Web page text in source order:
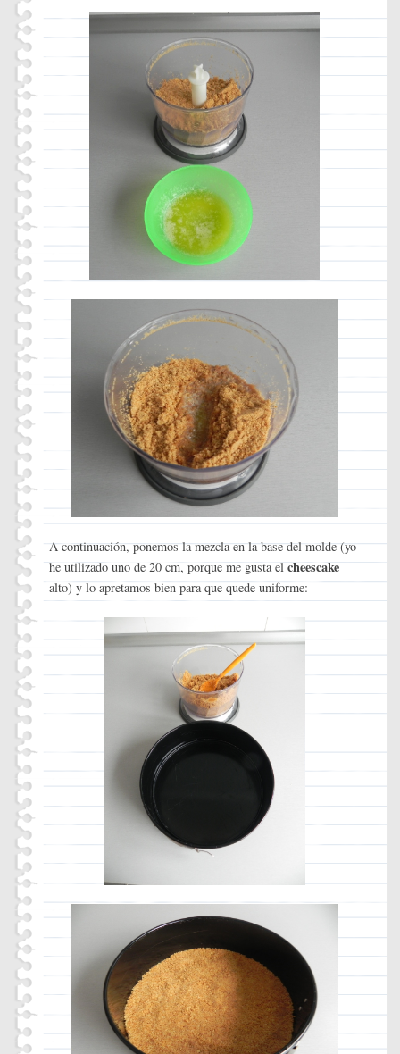
A continuación, ponemos la mezcla en la base del molde (yo
he utilizado uno de 20 cm, porque me gusta elcheescake
alto) y lo apretamos bien para que quede uniforme: